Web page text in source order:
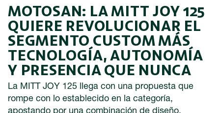
MOTOSAN: LA MITT JOY 125
QUIERE REVOLUCIONAR EL
SEGMENTO CUSTOM MÁS
TECNOLOGÍA, AUTONOMÍA
Y PRESENCIA QUE NUNCA
La MITT JOY 125 llega con una propuesta que
rompe con lo establecido en la categoría,